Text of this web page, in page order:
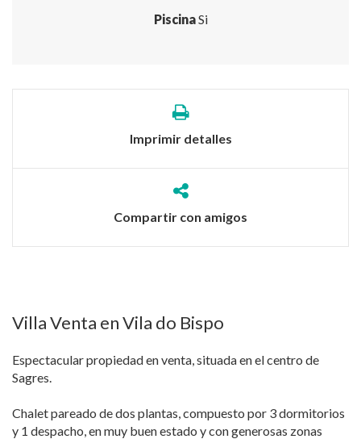
PiscinaSi
Imprimir detalles
Compartir con amigos
Villa Venta en Vila do Bispo
Espectacular propiedad en venta, situada en el centro de
Sagres.
Chalet pareado de dos plantas, compuesto por 3 dormitorios
y 1 despacho, en muy buen estado y con generosas zonas